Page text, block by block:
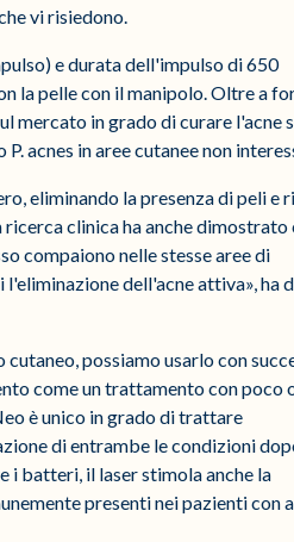
vi risiedono.
e durata dell'impulso di 650
la pelle con il manipolo. Oltre a
mercato in grado di curare l'acne
acnes in aree cutanee non
eliminando la presenza di peli e
clinica ha anche dimostrato
compaiono nelle stesse aree di
dell'acne attiva», ha
possiamo usarlo con
come un trattamento con poco
è unico in grado di trattare
di entrambe le condizioni
i batteri, il laser stimola anche la
presenti nei pazienti con